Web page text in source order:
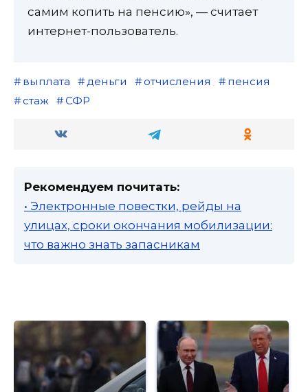
самим копить на пенсию», — считает
интернет-пользователь.
выплата деньги отчисления
пенсия
стаж
СФР
Рекомендуем почитать:
• Электронные повестки, рейды на
улицах, сроки окончания мобилизации:
что важно знать запасникам